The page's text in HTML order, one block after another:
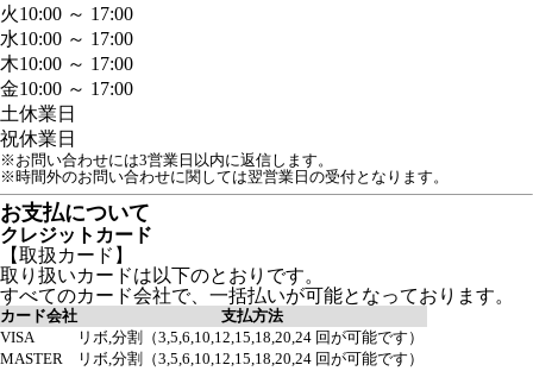
火10:00 ～ 17:00
水10:00 ～ 17:00
木10:00 ～ 17:00
金10:00 ～ 17:00
土休業日
祝休業日
※お問い合わせには3営業日以内に返信します。
※時間外のお問い合わせに関しては翌営業日の受付となります。
お支払について
クレジットカード
【取扱カード】
取り扱いカードは以下のとおりです。
すべてのカード会社で、一括払いが可能となっております。
カード会社
支払方法
VISA
リボ,分割（3,5,6,10,12,15,18,20,24 回が可能です）
MASTER
リボ,分割（3,5,6,10,12,15,18,20,24 回が可能です）